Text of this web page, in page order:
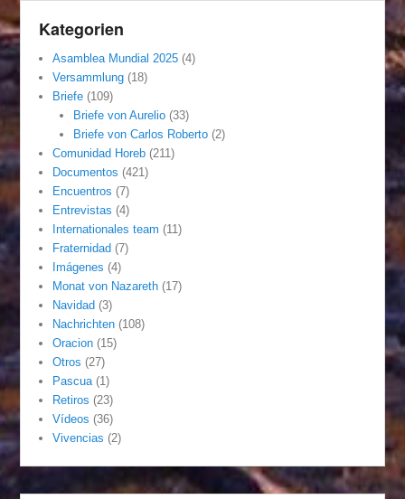
Kategorien
Asamblea Mundial 2025 (4)
Versammlung (18)
Briefe (109)
Briefe von Aurelio(33)
Briefe von Carlos Roberto(2)
Comunidad Horeb (211)
Documentos (421)
Encuentros (7)
Entrevistas (4)
Internationales team (11)
Fraternidad (7)
Imágenes (4)
Monat von Nazareth (17)
Navidad (3)
Nachrichten (108)
Oracion (15)
Otros (27)
Pascua (1)
Retiros (23)
Vídeos (36)
Vivencias (2)